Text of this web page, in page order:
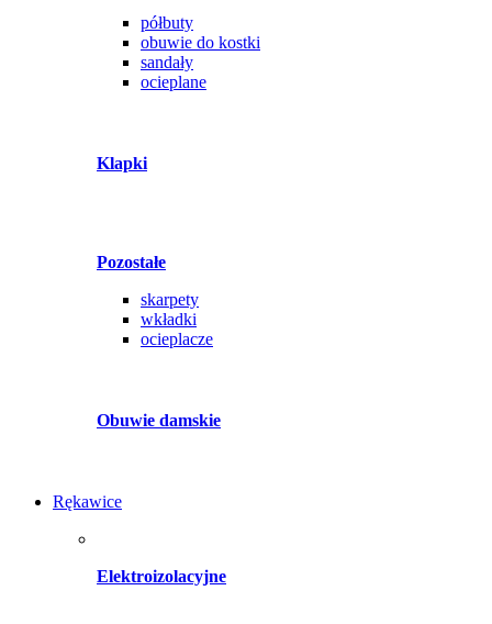
półbuty
obuwie do kostki
sandały
ocieplane
Klapki
Pozostałe
skarpety
wkładki
ocieplacze
Obuwie damskie
Rękawice
Elektroizolacyjne